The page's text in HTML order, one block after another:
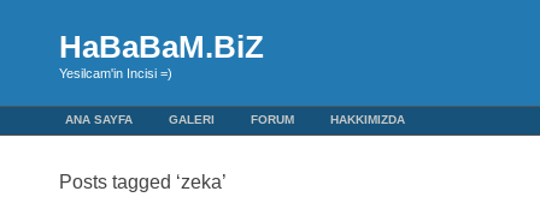
HaBaBaM.BiZ
Yesilcam'in Incisi =)
ANA SAYFA GALERI FORUM HAKKIMIZDA
Posts tagged ‘zeka’